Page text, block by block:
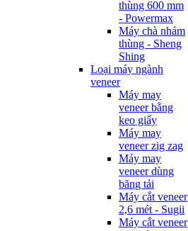
thùng 600 mm
- Powermax
Máy chà nhám
thùng - Sheng
Shing
Loại máy ngành
veneer
Máy may
veneer bằng
keo giấy
Máy may
veneer zig zag
Máy may
veneer dùng
băng tải
Máy cắt veneer
2,6 mét - Sugii
Máy cắt veneer